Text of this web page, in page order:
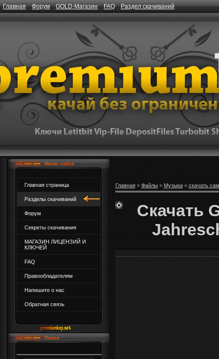
Главная Форум GOLD-Магазин FAQ Раздел скачиваний
Меню сайта
Главная страница
Разделы скачиваний
Форум
Секреты скачивания
МАГАЗИН ЛИЦЕНЗИЙ И
КЛЮЧЕЙ
FAQ
Правообладателям
Напишите о нас
Обратная связь
Поиск
Главная» Файлы» Музыка» скачать
Скачать